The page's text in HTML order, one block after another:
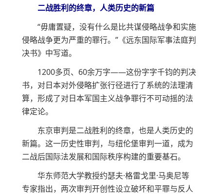
二战胜利的终章，人类历史的新篇
“毋庸置疑，没有什么是比共谋侵略战争和实施
侵略战争更为严重的罪行。”《远东国际军事法庭判
决书》中写道。
1200多页、60余万字——这份字字千钧的判决
书，对日本对外侵略扩张行径进行了系统的法理清
算，形成了对日本军国主义战争罪行不可动摇的法
律定论。
东京审判是二战胜利的终章，也是人类历史的
新篇。这一历史性审判，与纽伦堡审判一道，成为
二战后国际法发展和国际秩序构建的重要基石。
华东师范大学教授约瑟夫·格雷戈里·马奥尼等
专家指出，两次审判开创性设立破坏和平罪与反人